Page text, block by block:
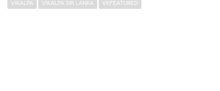
VIKALPA VIKALPA SRI LANKA VKFEATURED